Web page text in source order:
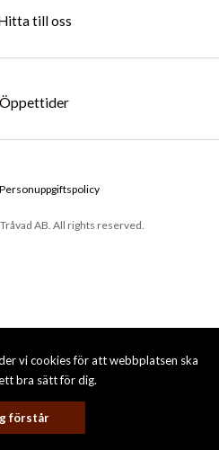
vi cookies för att webbplatsen ska
bra sätt för dig.
förstår
till oss
Öppettider
AB. All rights reserved.
Personuppgiftspolicy